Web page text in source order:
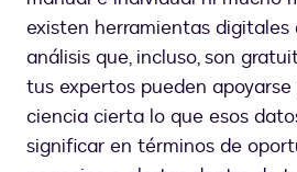
existen herramientas digitales
análisis que, incluso, son
tus expertos pueden
ciencia cierta lo que esos
significar en términos de